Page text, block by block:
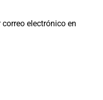
electrónico en